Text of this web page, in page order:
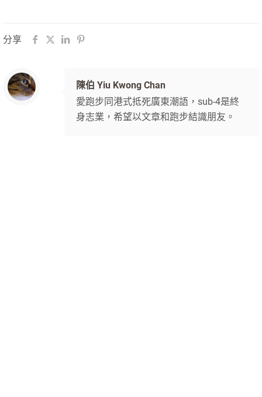
分享
陳伯 Yiu Kwong Chan
愛跑步同港式抵死廣東潮語，sub-4是終
身志業，希望以文章和跑步結識朋友。